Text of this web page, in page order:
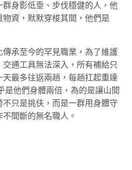
身影低垂、步伐穩健的人，他
資，默默穿梭其間，他們是
承至今的罕見職業，為了維護
通工具無法深入，所有補給只
最多往返兩趟，每趟扛起重達
是他們身體兩倍，為的是讓山間
只是挑伕，而是一群用身體守
間斷的無名職人。